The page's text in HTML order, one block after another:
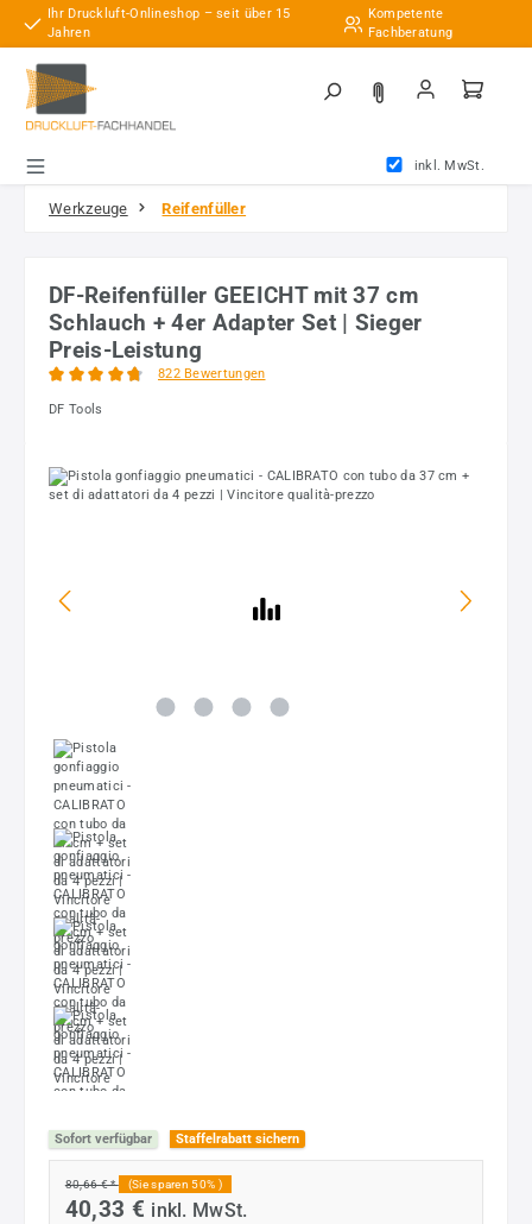
Zum Hauptinhalt springen
Ihr Druckluft-Onlineshop – seit über 15
Jahren
Kompetente
Fachberatung
inkl. MwSt.
Werkzeuge Reifenfüller
DF-Reifenfüller GEEICHT mit 37 cm
Schlauch + 4er Adapter Set | Sieger
Preis-Leistung
822 Bewertungen
DF Tools
Bildergalerie überspringen
Sofort verfügbar Staffelrabatt sichern
80,66 € * (Sie sparen 50% )
40,33 € inkl. MwSt.